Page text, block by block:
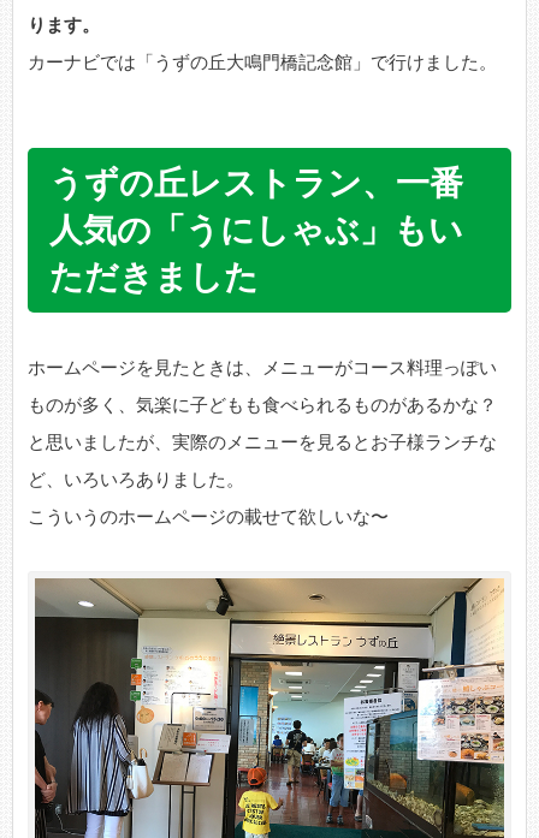
ります。
カーナビでは「うずの丘大鳴門橋記念館」で行けました。
うずの丘レストラン、一番
人気の「うにしゃぶ」もい
ただきました
ホームページを見たときは、メニューがコース料理っぽい
ものが多く、気楽に子どもも食べられるものがあるかな？
と思いましたが、実際のメニューを見るとお子様ランチな
ど、いろいろありました。
こういうのホームページの載せて欲しいな〜